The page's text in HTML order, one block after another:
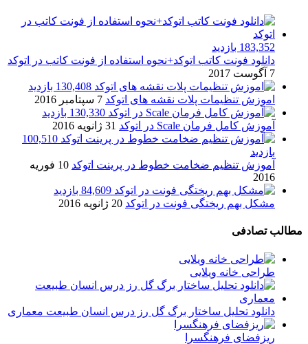
183,352 بازدید
دانلود فونت کاتب اتوکد+نحوه استفاده از فونت کاتب در اتوکد
7 آگوست 2017
130,408 بازدید
اموزش تنظیمات پلات نقشه های اتوکد 7 سپتامبر 2016
130,330 بازدید
آموزش کامل فرمان Scale در اتوکد
31 ژانویه 2016
100,510
بازدید
آموزش تنظیم ضخامت خطوط در پرینت اتوکد
10 فوریه
2016
84,609 بازدید
مشکل بهم ریختگی فونت در اتوکد 20 ژانویه 2016
مطالب تصادفی
طراحی خانه ویلایی
دانلود تحلیل ساختار برگ گل رز درس انسان طبیعت معماری
ریزفضای فرهنگسرا